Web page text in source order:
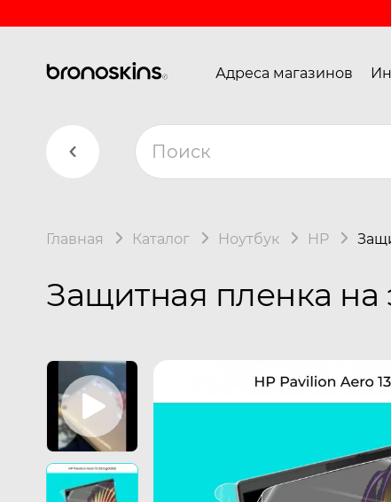
Адреса магазинов
Главная Каталог Ноутбук HP
Защитная пленка на